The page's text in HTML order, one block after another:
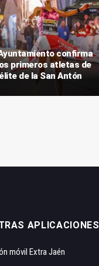
confirma
primeros atletas de
élite de la San Antón
APLICACIONES
móvil Extra Jaén